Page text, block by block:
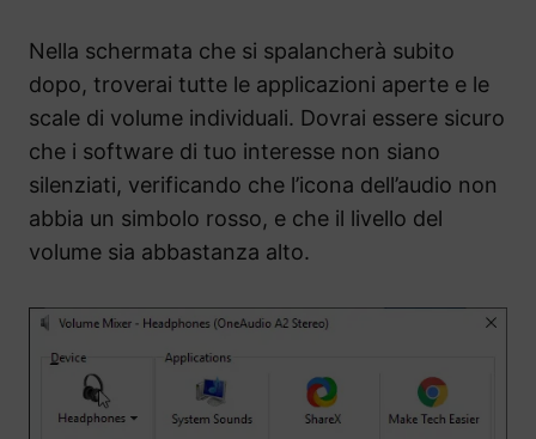
Nella schermata che si spalancherà subito
dopo, troverai tutte le applicazioni aperte e le
scale di volume individuali. Dovrai essere sicuro
che i software di tuo interesse non siano
silenziati, verificando che l’icona dell’audio non
abbia un simbolo rosso, e che il livello del
volume sia abbastanza alto.